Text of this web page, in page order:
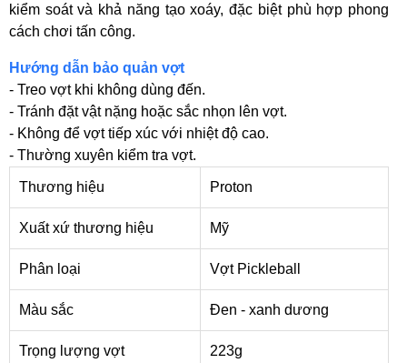
kiểm soát và khả năng tạo xoáy, đặc biệt phù hợp phong
cách chơi tấn công.
Hướng dẫn bảo quản vợt
- Treo vợt khi không dùng đến.
- Tránh đặt vật nặng hoặc sắc nhọn lên vợt.
- Không để vợt tiếp xúc với nhiệt độ cao.
- Thường xuyên kiểm tra vợt.
Thương hiệu Proton
Xuất xứ thương hiệu Mỹ
Phân loại Vợt Pickleball
Màu sắc Đen - xanh dương
Trọng lượng vợt 223g